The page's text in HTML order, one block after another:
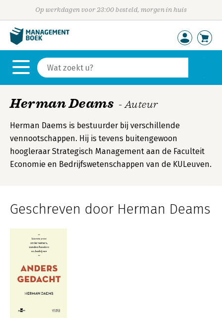
Op werkdagen voor 23:00 besteld, morgen in huis
Herman Deams - Auteur
Herman Daems is bestuurder bij verschillende
vennootschappen. Hij is tevens buitengewoon
hoogleraar Strategisch Management aan de Faculteit
Economie en Bedrijfswetenschappen van de KULeuven.
Geschreven door Herman Deams